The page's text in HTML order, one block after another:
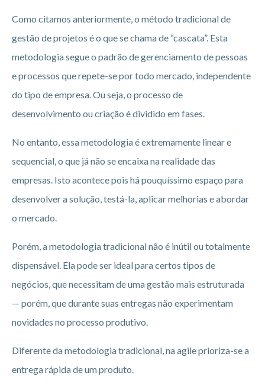
Como citamos anteriormente, o método tradicional de
gestão de projetos é o que se chama de “cascata”. Esta
metodologia segue o padrão de gerenciamento de pessoas
e processos que repete-se por todo mercado, independente
do tipo de empresa. Ou seja, o processo de
desenvolvimento ou criação é dividido em fases.
No entanto, essa metodologia é extremamente linear e
sequencial, o que já não se encaixa na realidade das
empresas. Isto acontece pois há pouquíssimo espaço para
desenvolver a solução, testá-la, aplicar melhorias e abordar
o mercado.
Porém, a metodologia tradicional não é inútil ou totalmente
dispensável. Ela pode ser ideal para certos tipos de
negócios, que necessitam de uma gestão mais estruturada
— porém, que durante suas entregas não experimentam
novidades no processo produtivo.
Diferente da metodologia tradicional, na agile prioriza-se a
entrega rápida de um produto.